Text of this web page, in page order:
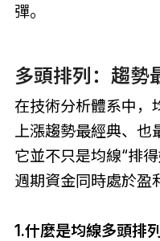
彈。
多頭排列：趨勢
在技術分析體系中，
上漲趨勢最經典、也
它並不只是均線“排
週期資金同時處於盈
1.什麼是均線多頭排列